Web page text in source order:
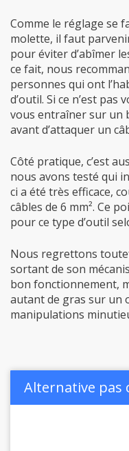
Comme le réglage se
molette, il faut
pour éviter d’abîmer
ce fait, nous
personnes qui ont
d’outil. Si ce n’est pas
vous entraîner sur un
avant d’attaquer un
Côté pratique, c’est
nous avons testé qui
ci a été très efficace,
câbles de 6 mm². Ce
pour ce type d’outil
Nous regrettons
sortant de son
bon fonctionnement,
autant de gras sur un
manipulations
Alternative pas